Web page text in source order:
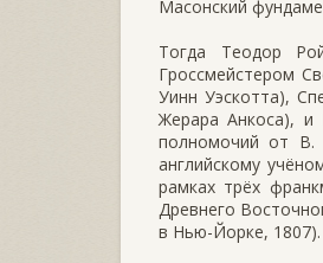
Масонский
Тогда Теодор
Гроссмейстером
Уинн Уэскотта),
Жерара Анкоса), и
полномочий от В.
английскому
рамках трёх
Древнего
в Нью-Йорке, 1807).